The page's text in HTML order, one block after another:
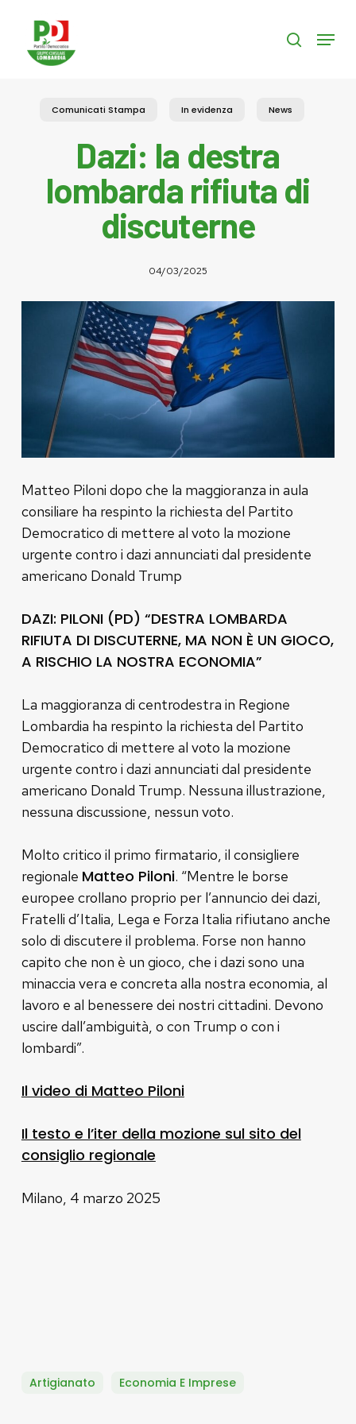
content
search
Menu
Comunicati Stampa In evidenza News
Dazi: la destra
lombarda rifiuta di
discuterne
04/03/2025
Matteo Piloni dopo che la maggioranza in aula
consiliare ha respinto la richiesta del Partito
Democratico di mettere al voto la mozione
urgente contro i dazi annunciati dal presidente
americano Donald Trump
DAZI: PILONI (PD) “DESTRA LOMBARDA
RIFIUTA DI DISCUTERNE, MA NON È UN GIOCO,
A RISCHIO LA NOSTRA ECONOMIA”
La maggioranza di centrodestra in Regione
Lombardia ha respinto la richiesta del Partito
Democratico di mettere al voto la mozione
urgente contro i dazi annunciati dal presidente
americano Donald Trump. Nessuna illustrazione,
nessuna discussione, nessun voto.
Molto critico il primo firmatario, il consigliere
regionale Matteo Piloni. “Mentre le borse
europee crollano proprio per l’annuncio dei dazi,
Fratelli d’Italia, Lega e Forza Italia rifiutano anche
solo di discutere il problema. Forse non hanno
capito che non è un gioco, che i dazi sono una
minaccia vera e concreta alla nostra economia, al
lavoro e al benessere dei nostri cittadini. Devono
uscire dall’ambiguità, o con Trump o con i
lombardi”.
Il video di Matteo Piloni
Il testo e l’iter della mozione sul sito del
consiglio regionale
Milano, 4 marzo 2025
Artigianato Economia E Imprese